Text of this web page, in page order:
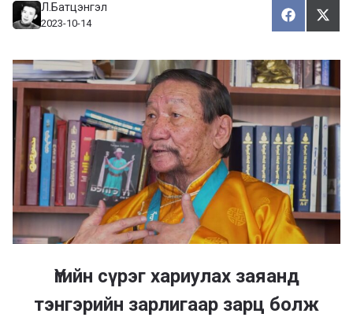
Л.Батцэнгэл
2023-10-14
Х
у
а
а
л
а
х
Т
ү
э
х
Үгийн сүрэг хариулах заяанд
тэнгэрийн зарлигаар зарц болж